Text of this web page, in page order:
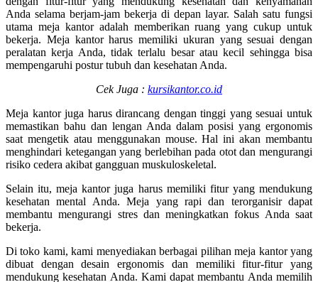
Anda selama berjam-jam bekerja di depan layar. Salah satu fungsi
utama meja kantor adalah memberikan ruang yang cukup untuk
bekerja. Meja kantor harus memiliki ukuran yang sesuai dengan
peralatan kerja Anda, tidak terlalu besar atau kecil sehingga bisa
mempengaruhi postur tubuh dan kesehatan Anda.
Cek Juga : kursikantor.co.id
Meja kantor juga harus dirancang dengan tinggi yang sesuai untuk
memastikan bahu dan lengan Anda dalam posisi yang ergonomis
saat mengetik atau menggunakan mouse. Hal ini akan membantu
menghindari ketegangan yang berlebihan pada otot dan mengurangi
risiko cedera akibat gangguan muskuloskeletal.
Selain itu, meja kantor juga harus memiliki fitur yang mendukung
kesehatan mental Anda. Meja yang rapi dan terorganisir dapat
membantu mengurangi stres dan meningkatkan fokus Anda saat
bekerja.
Di toko kami, kami menyediakan berbagai pilihan meja kantor yang
dibuat dengan desain ergonomis dan memiliki fitur-fitur yang
mendukung kesehatan Anda. Kami dapat membantu Anda memilih